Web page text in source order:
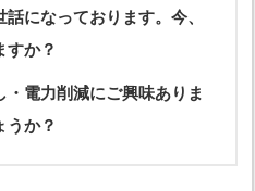
話になっております。今、
すか？
・電力削減にご興味ありま
うか？